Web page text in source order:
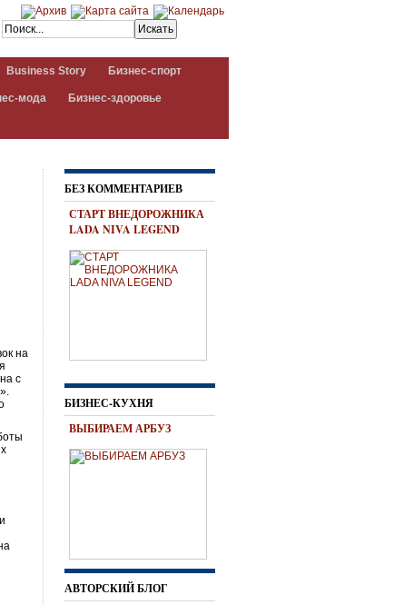
Business Story Бизнес-спорт
мода Бизнес-здоровье
на
с
БЕЗ КОММЕНТАРИЕВ
СТАРТ ВНЕДОРОЖНИКА
LADA NIVA LEGEND
БИЗНЕС-КУХНЯ
ВЫБИРАЕМ АРБУЗ
АВТОРСКИЙ БЛОГ